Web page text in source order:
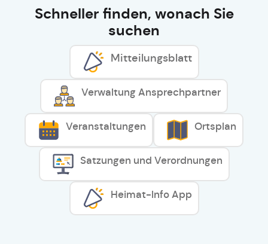
Schneller finden, wonach Sie
suchen
Mitteilungsblatt
Verwaltung Ansprechpartner
Veranstaltungen Ortsplan
Satzungen und Verordnungen
Heimat-Info App